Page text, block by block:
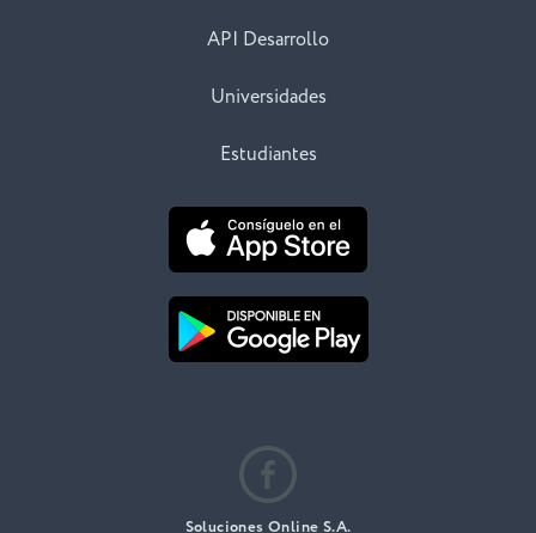
API Desarrollo
Universidades
Estudiantes
Soluciones Online S.A.